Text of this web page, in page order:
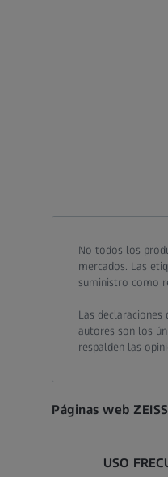
Call contact at
Call contact on mobile at
Send contact a mail to
No todos los
mercados. Las
suministro como
Las
autores son los
respalden las
Páginas web
USO